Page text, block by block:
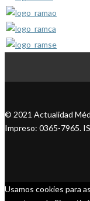
© 2021 Actualidad
Impreso: 0365-7965.
Usamos cookies para